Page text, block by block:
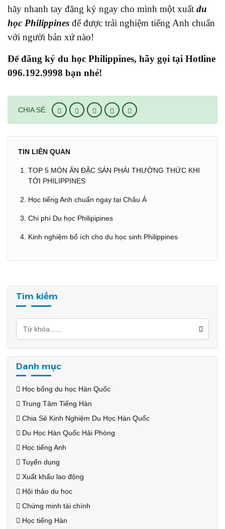
hãy nhanh tay đăng ký ngay cho mình một xuất du
học Philippines để được trải nghiệm tiếng Anh chuẩn
với người bản xứ nào!
Để đăng ký du học Philippines, hãy gọi tại Hotline
096.192.9998 bạn nhé!
CHIA SẺ:
TIN LIÊN QUAN
TOP 5 MÓN ĂN ĐẶC SẢN PHẢI THƯỞNG THỨC KHI
TỚI PHILIPPINES
Học tiếng Anh chuẩn ngay tại Châu Á
Chi phí Du học Philipipines
Kinh nghiệm bổ ích cho du học sinh Philippines
Tìm kiếm
Danh mục
Học bổng du học Hàn Quốc
Trung Tâm Tiếng Hàn
Chia Sẻ Kinh Nghiệm Du Học Hàn Quốc
Du Học Hàn Quốc Hải Phòng
Học tiếng Anh
Tuyển dụng
Xuất khẩu lao động
Hội thảo du học
Chứng minh tài chính
Học tiếng Hàn